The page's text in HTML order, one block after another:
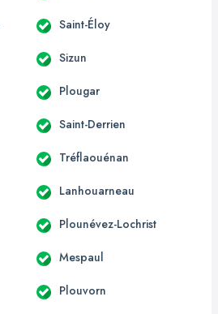
Saint-Éloy
Sizun
Plougar
Saint-Derrien
Tréflaouénan
Lanhouarneau
Plounévez-Lochrist
Mespaul
Plouvorn